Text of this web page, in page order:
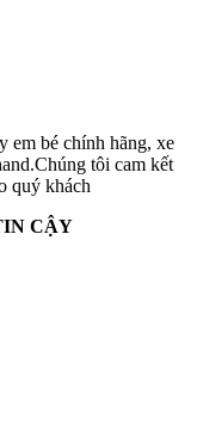
em bé chính hãng, xe
tôi cam kết
quý khách
CẬY